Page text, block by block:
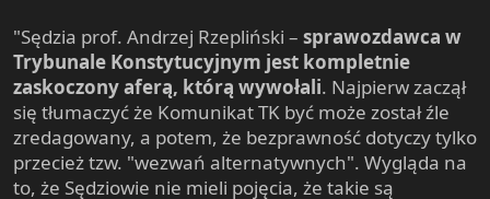
"Sędzia prof. Andrzej Rzepliński – sprawozdawca w
Trybunale Konstytucyjnym jest kompletnie
zaskoczony aferą, którą wywołali. Najpierw zaczął
się tłumaczyć że Komunikat TK być może został źle
zredagowany, a potem, że bezprawność dotyczy tylko
przecież tzw. "wezwań alternatywnych". Wygląda na
to, że Sędziowie nie mieli pojęcia, że takie są